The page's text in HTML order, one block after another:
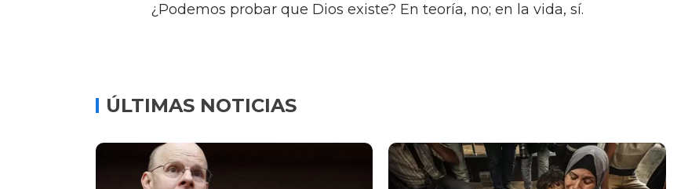
¿Podemos probar que Dios existe? En teoría, no; en la vida, sí.
ÚLTIMAS NOTICIAS